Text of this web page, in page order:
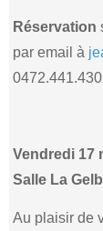
Réservation
par email à
Vendredi 17
Salle La
Au plaisir de